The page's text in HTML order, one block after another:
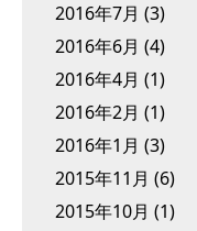
2016年7月 (3)
2016年6月 (4)
2016年4月 (1)
2016年2月 (1)
2016年1月 (3)
2015年11月 (6)
2015年10月 (1)